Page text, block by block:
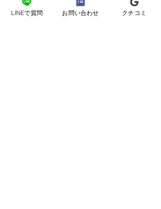
メッセージを送る
LINEで質問 お問い合わせ クチコミ